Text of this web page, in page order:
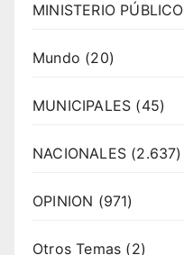
MINISTERIO PÚBLICO
Mundo (20)
MUNICIPALES (45)
NACIONALES (2.637)
OPINION (971)
Otros Temas (2)